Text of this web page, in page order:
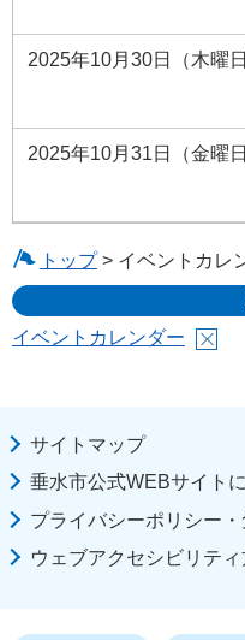
2025年10月30日（木曜日
2025年10月31日（金曜日
トップ> イベントカレ
イベントカレンダー
サイトマップ
垂水市公式WEBサイト
プライバシーポリシー
ウェブアクセシビリテ